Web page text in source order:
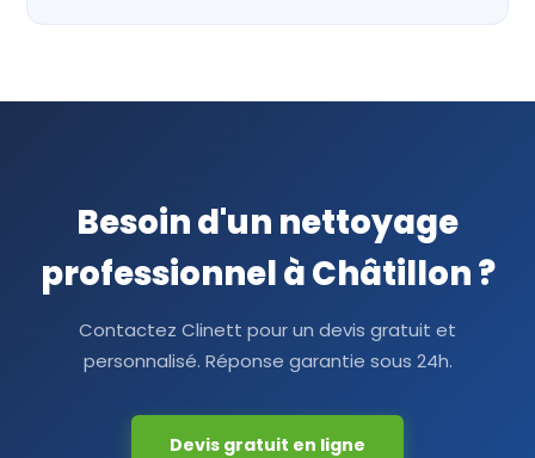
Besoin d'un nettoyage
professionnel à Châtillon ?
Contactez Clinett pour un devis gratuit et
personnalisé. Réponse garantie sous 24h.
Devis gratuit en ligne